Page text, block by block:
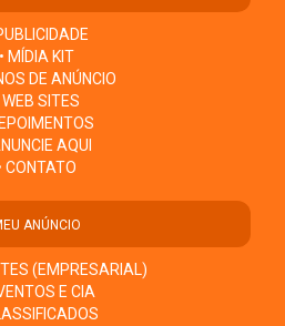
• MÍDIA KIT
DE ANÚNCIO
WEB SITES
AQUI
CONTATO
ANÚNCIO
(EMPRESARIAL)
E CIA